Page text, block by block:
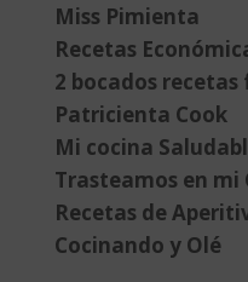
Miss Pimienta
Recetas
2 bocados recetas
Patricienta Cook
Mi cocina
Trasteamos en mi
Recetas de
Cocinando y Olé